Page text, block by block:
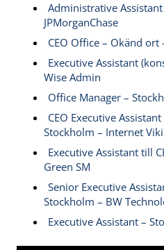
Administrative
JPMorganChase
CEO Office – Okänd ort
Executive Assistant
Wise Admin
Office Manager –
CEO Executive
Stockholm – Internet
Executive Assistant till
Green SM
Senior Executive
Stockholm – BW
Executive Assistant –